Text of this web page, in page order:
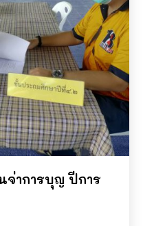
จ่าการบุญ ปีการ